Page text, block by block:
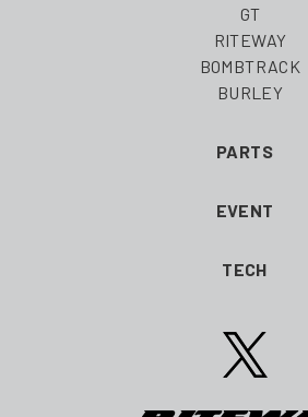
GT
RITEWAY
BOMBTRACK
BURLEY
PARTS
EVENT
TECH